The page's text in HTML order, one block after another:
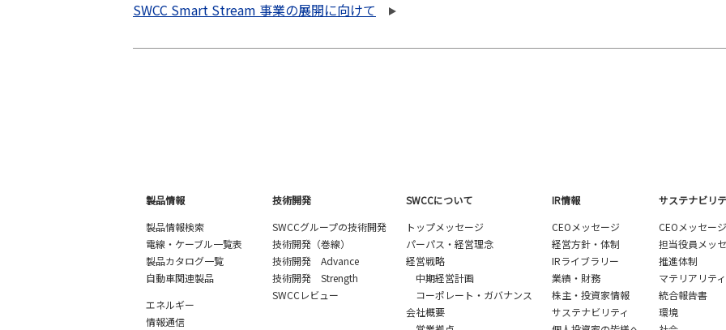
SWCC Smart Stream 事業の展開に向けて
製品情報
製品情報検索
電線・ケーブル一覧表
製品カタログ一覧
自動車関連製品
エネルギー
情報通信
技術開発
SWCCグループの技術開発
技術開発（巻線）
技術開発 Advance
技術開発 Strength
SWCCレビュー
SWCCについて
トップメッセージ
パーパス・経営理念
経営戦略
中期経営計画
コーポレート・ガバナンス
会社概要
IR情報
CEOメッセージ
経営方針・体制
IRライブラリー
業績・財務
株主・投資家情報
サステナビリティ
サステナビリ
CEOメッセージ
担当役員メッ
推進体制
マテリアリティ
統合報告書
環境